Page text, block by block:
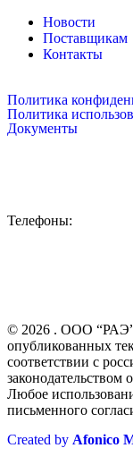
Новости
Поставщикам
Контакты
Политика
Политика
Документы
Телефоны:
© 2026 . ООО
опубликованных
соответствии с
законодательством
Любое
письменного
Created by Afonico